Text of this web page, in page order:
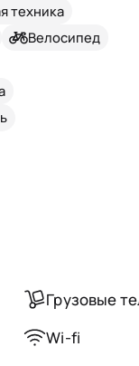
техника
Велосипед
Грузовые
Wi-fi